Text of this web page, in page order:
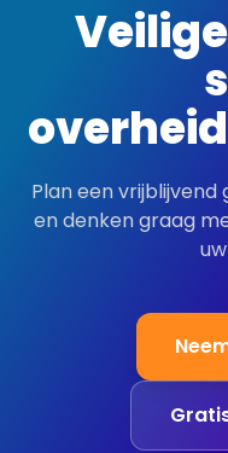
Plan een vrijblijvend
en denken graag